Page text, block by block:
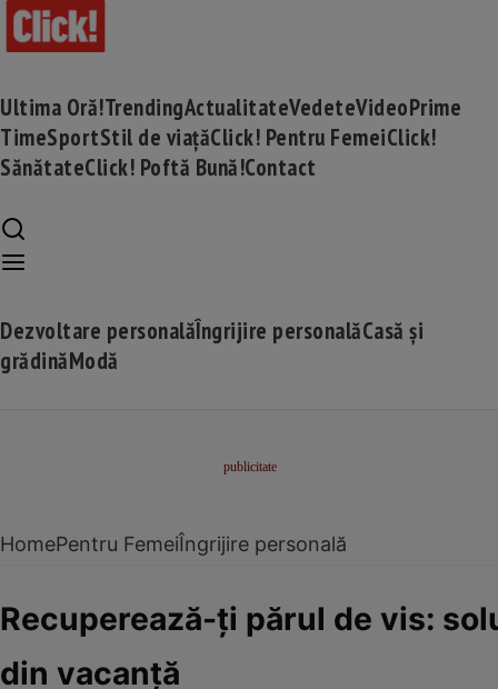
Ultima Oră!TrendingActualitateVedeteVideoPrime
TimeSportStil de viațăClick! Pentru FemeiClick!
SănătateClick! Poftă Bună!Contact
Dezvoltare personalăÎngrijire personalăCasă și
grădinăModă
HomePentru FemeiÎngrijire personală
Recuperează-ți părul de vis:
din vacanță